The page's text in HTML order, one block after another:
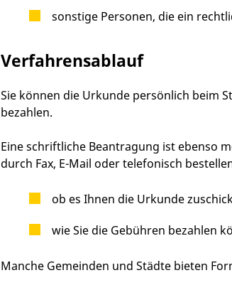
sonstige Personen, die ein
Verfahrensablauf
Sie können die Urkunde persönlich beim
bezahlen.
Eine schriftliche Beantragung ist ebenso
durch Fax, E-Mail oder telefonisch
ob es Ihnen die Urkunde
wie Sie die Gebühren bezahlen
Manche Gemeinden und Städte bieten